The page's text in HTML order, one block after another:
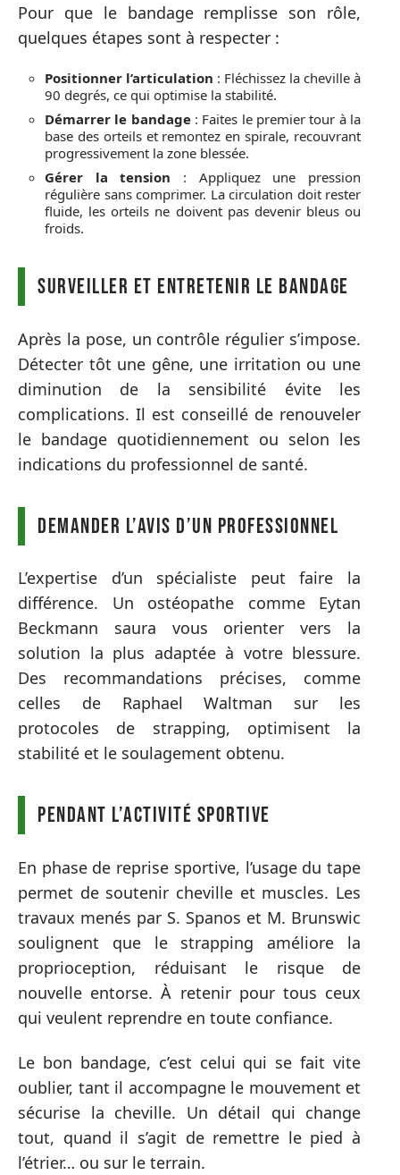
Pour que le bandage remplisse son rôle,
quelques étapes sont à respecter :
Positionner l’articulation : Fléchissez la cheville à
90 degrés, ce qui optimise la stabilité.
Démarrer le bandage: Faites le premier tour à la
base des orteils et remontez en spirale, recouvrant
progressivement la zone blessée.
Gérer la tension : Appliquez une pression
régulière sans comprimer. La circulation doit rester
fluide, les orteils ne doivent pas devenir bleus ou
froids.
Surveiller et entretenir le bandage
Après la pose, un contrôle régulier s’impose.
Détecter tôt une gêne, une irritation ou une
diminution de la sensibilité évite les
complications. Il est conseillé de renouveler
le bandage quotidiennement ou selon les
indications du professionnel de santé.
Demander l’avis d’un professionnel
L’expertise d’un spécialiste peut faire la
différence. Un ostéopathe comme Eytan
Beckmann saura vous orienter vers la
solution la plus adaptée à votre blessure.
Des recommandations précises, comme
celles de Raphael Waltman sur les
protocoles de strapping, optimisent la
stabilité et le soulagement obtenu.
Pendant l’activité sportive
En phase de reprise sportive, l’usage du tape
permet de soutenir cheville et muscles. Les
travaux menés par S. Spanos et M. Brunswic
soulignent que le strapping améliore la
proprioception, réduisant le risque de
nouvelle entorse. À retenir pour tous ceux
qui veulent reprendre en toute confiance.
Le bon bandage, c’est celui qui se fait vite
oublier, tant il accompagne le mouvement et
sécurise la cheville. Un détail qui change
tout, quand il s’agit de remettre le pied à
l’étrier… ou sur le terrain.